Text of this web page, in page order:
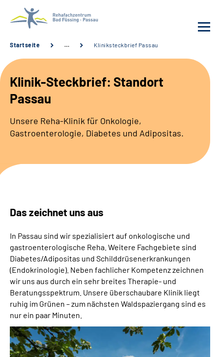
Behandlung
Rehafachzentrum
Karriere
Patienten-Log-in
Startseite … Kliniksteckbrief Passau
Klinik-Steckbrief: Standort
Passau
Unsere Reha-Klinik für Onkologie,
Gastroenterologie, Diabetes und Adipositas.
Das zeichnet uns aus
In Passau sind wir spezialisiert auf onkologische und
gastroenterologische Reha. Weitere Fachgebiete sind
Diabetes/Adipositas und Schilddrüsenerkrankungen
(Endokrinologie). Neben fachlicher Kompetenz zeichnen
wir uns aus durch ein sehr breites Therapie- und
Beratungsspektrum. Unsere überschaubare Klinik liegt
ruhig im Grünen – zum nächsten Waldspaziergang sind es
nur ein paar Minuten.